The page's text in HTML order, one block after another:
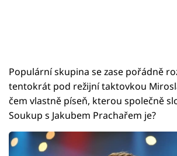
Populární skupina se zase pořádně
tentokrát pod režijní taktovkou
čem vlastně píseň, kterou společně
Soukup s Jakubem Prachařem je?